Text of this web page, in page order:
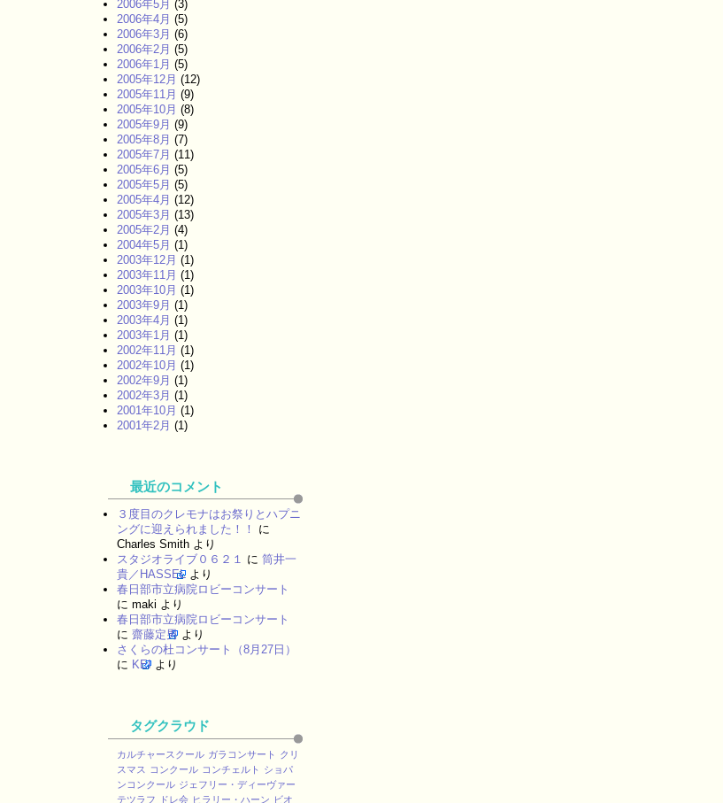
2006年5月 (3)
2006年4月 (5)
2006年3月 (6)
2006年2月 (5)
2006年1月 (5)
2005年12月 (12)
2005年11月 (9)
2005年10月 (8)
2005年9月 (9)
2005年8月 (7)
2005年7月 (11)
2005年6月 (5)
2005年5月 (5)
2005年4月 (12)
2005年3月 (13)
2005年2月 (4)
2004年5月 (1)
2003年12月 (1)
2003年11月 (1)
2003年10月 (1)
2003年9月 (1)
2003年4月 (1)
2003年1月 (1)
2002年11月 (1)
2002年10月 (1)
2002年9月 (1)
2002年3月 (1)
2001年10月 (1)
2001年2月 (1)
最近のコメント
３度目のクレモナはお祭りとハプニ
ングに迎えられました！！
に
Charles Smith より
スタジオライブ０６２１ に 筒井一
貴／HASSEL より
春日部市立病院ロビーコンサート
に maki より
春日部市立病院ロビーコンサート
に 齋藤定男 より
さくらの杜コンサート（8月27日）
に KEI より
タグクラウド
カルチャースクール ガラコンサート
クリ
スマス
コンクール コンチェルト
ショパ
ンコンクール ジェフリー・ディーヴァー
テツラフ
ドレ会 ヒラリー・ハーン ビオ